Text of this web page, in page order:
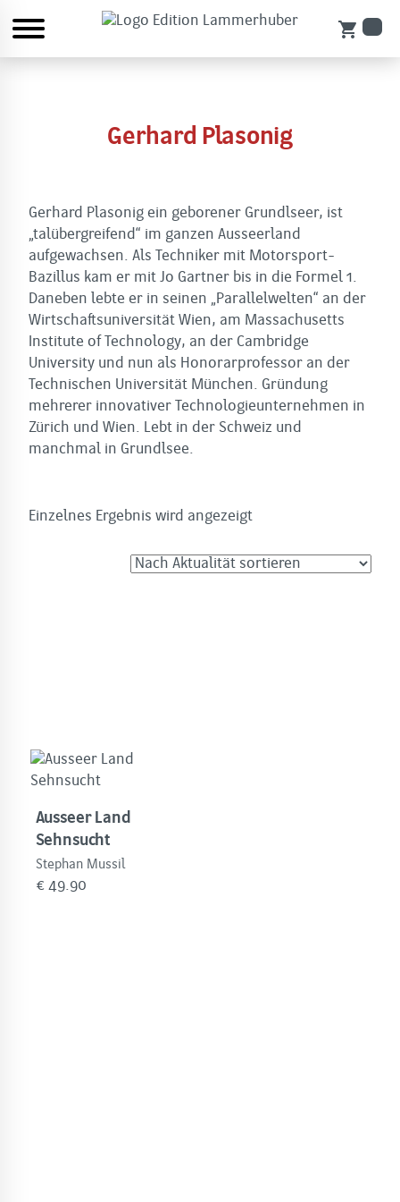
shopping_cart
Gerhard Plasonig
Gerhard Plasonig ein geborener Grundlseer, ist
„talübergreifend“ im ganzen Ausseerland
aufgewachsen. Als Techniker mit Motorsport-
Bazillus kam er mit Jo Gartner bis in die Formel 1.
Daneben lebte er in seinen „Parallelwelten“ an der
Wirtschaftsuniversität Wien, am Massachusetts
Institute of Technology, an der Cambridge
University und nun als Honorarprofessor an der
Technischen Universität München. Gründung
mehrerer innovativer Technologieunternehmen in
Zürich und Wien. Lebt in der Schweiz und
manchmal in Grundlsee.
Einzelnes Ergebnis wird angezeigt
Ausseer Land
Sehnsucht
Stephan Mussil
€ 49.90